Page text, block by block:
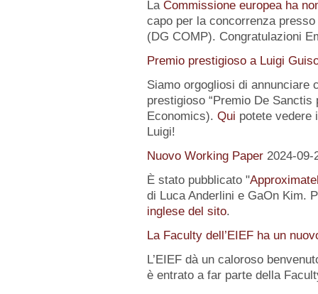
La Commissione europea ha
capo per la concorrenza
(DG COMP). Congratulazioni
Premio prestigioso a Luigi
Siamo orgogliosi di annunciare
prestigioso “Premio De
Economics). Qui potete vedere
Luigi!
Nuovo Working Paper 2024-09-
È stato pubblicato "
di Luca Anderlini e GaOn Kim.
inglese del sito.
La Faculty dell’EIEF ha un
L’EIEF dà un caloroso
è entrato a far parte della